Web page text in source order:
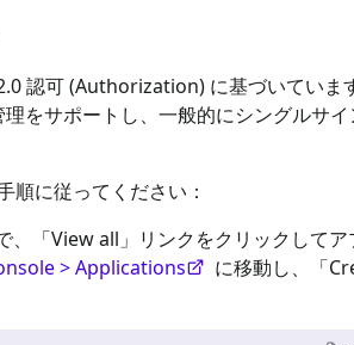
認可 (Authorization) に基づいています
をサポートし、一般的にシングルサイ
順に従ってください：
「View all」リンクをクリックしてア
> Applications
に移動し、「